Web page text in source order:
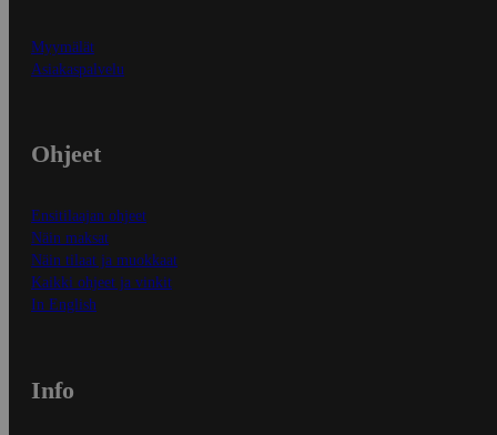
Myymälät
Asiakaspalvelu
Ohjeet
Ensitilaajan ohjeet
Näin maksat
Näin tilaat ja muokkaat
Kaikki ohjeet ja vinkit
In English
Info